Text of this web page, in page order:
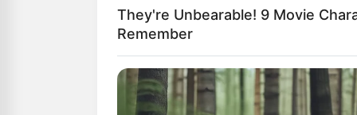
They're Unbearable! 9 Movie
Remember